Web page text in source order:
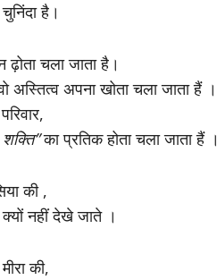
है।
ढ़ोता चला जाता है।
अस्तित्व अपना खोता चला जाता हैं ।
का प्रतिक होता चला जाता हैं ।
की ,
नहीं देखे जाते ।
की,